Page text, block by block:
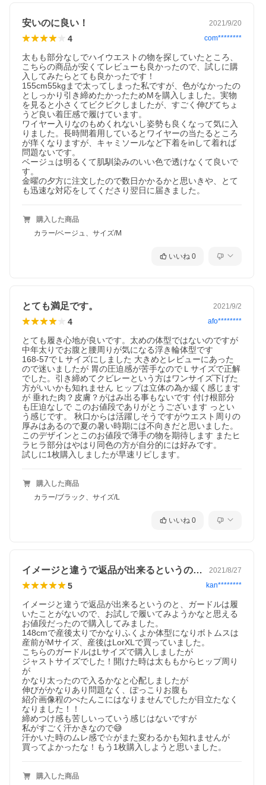
安いのに良い！ 2021/9/20
4 com********
太もも部分なしでハイウエストの物を探していたところ、
こちらの商品が安くてレビューも良かったので、試しに購
入してみたらとても良かったです！
155cm55kgまで太ってしまった私ですが、色がなかったの
としっかり引き締めたかったためMを購入しました。実物
を見ると小さくてビクビクしましたが、すごく伸びてちょ
うど良い着圧感で履けています。
ワイヤー入りなのもめくれないし姿勢も良くなって気に入
りました。長時間着用しているとワイヤーの当たるところ
が痒くなりますが、キャミソールなど下着をinして着れば
問題ないです。
ベージュは明るくて肌馴染みのいい色で透けなくて良いで
す。
金曜の夕方に注文したので数日かかるかと思いきや、とて
も迅速な対応をしてくださり翌日に届きました。
購入した商品
カラー/ベージュ、サイズ/M
いいね 0
とても満足です。 2021/9/2
4 afo********
とても履き心地が良いです。太めの体型ではないのですが
中年太りでお腹と腰周りが気になる浮き輪体型です
168-57でＬサイズにしました 大きめとレビューにあった
ので迷いましたが 胃の圧迫感が苦手なのでＬサイズで正解
でした。引き締めてクビレーという方はワンサイズ下げた
方がいいかも知れません ヒップは立体の為か緩く感じます
が 垂れた肉？皮膚？がはみ出る事もないです 付け根部分
も圧迫なしで このお値段でありがとうございます っとい
う感じです。 秋口からは活躍しそうですがウエスト周りの
厚みはあるので夏の暑い時期には不向きだと思いました。
このデザインとこのお値段で薄手の物を期待します またヒ
ラヒラ部分はやはり同色の方が自分的には好みです。
試しに1枚購入しましたが早速リピします。
購入した商品
カラー/ブラック、サイズ/L
いいね 0
イメージと違うで返品が出来るというのと… 2021/8/27
5 kan********
イメージと違うで返品が出来るというのと、ガードルは履
いたことがないので、お試しで履いてみようかなと思える
お値段だったので購入してみました。
148cmで産後太りでかなりふくよか体型になりボトムスは
産前がMサイズ、産後はLorXLで買っていました。
こちらのガードルはLサイズで購入しましたが
ジャストサイズでした！開けた時は太ももからヒップ周り
が
かなり太ったので入るかなと心配しましたが
伸びがかなりあり問題なく、ぽっこりお腹も
紹介画像程のぺたんこにはなりませんでしたが目立たなく
なりました！！
締めつけ感も苦しいっていう感じはないですが
私がすごく汗かきなので😅
汗かいた時のムレ感で☆がまた変わるかも知れませんが
買ってよかったな！もう1枚購入しようと思いました。
購入した商品